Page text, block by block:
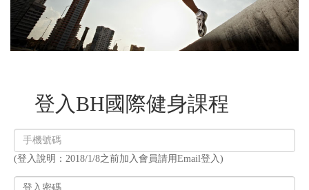
登入BH國際健身課程
入
帳
號
(登入說明：2018/1/8之前加入會員請用Email登入)